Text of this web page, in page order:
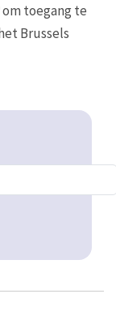
om toegang te
Brussels